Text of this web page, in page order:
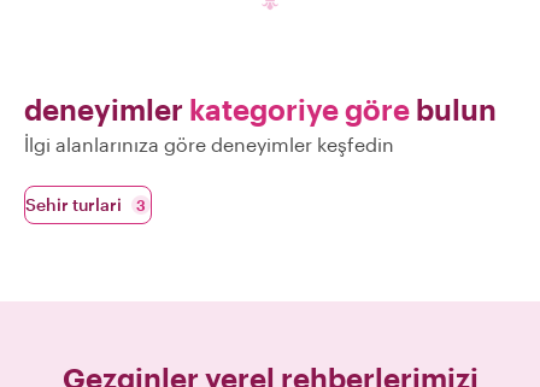
deneyimler kategoriye göre bulun
İlgi alanlarınıza göre deneyimler keşfedin
Sehir turlari 3
Gezginler yerel rehberlerimizi